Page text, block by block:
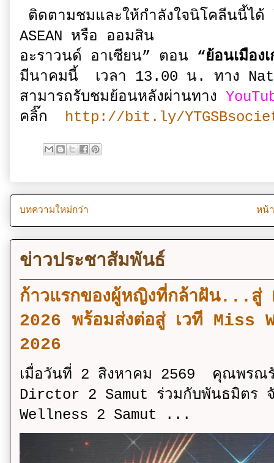
ติดตามชมและให้กำลังใจนิโคลีนนี้ไ
ASEAN หรือ ออมสิน
อะราวนด์ อาเซียน” ตอน “ย้อนเมือง
มีนาคมนี้ เวลา 13.00 น. ทาง
สามารถรับชมย้อนหลังผ่านทาง
คลิ๊ก http://bit.ly/
บทความใหม่กว่า หน้
ข่าวประชาสัมพันธ์
ก้าวแรกของผู้หญิงที่กล้าฝัน...
2026 พร้อมส่งต่อสู่ เวที
2026
เมื่อวันที่ 2 สิงหาคม 2569 คุณพร
Dirctor 2 Samut ร่วมกับพันธมิตร จั
Wellness 2 Samut ...